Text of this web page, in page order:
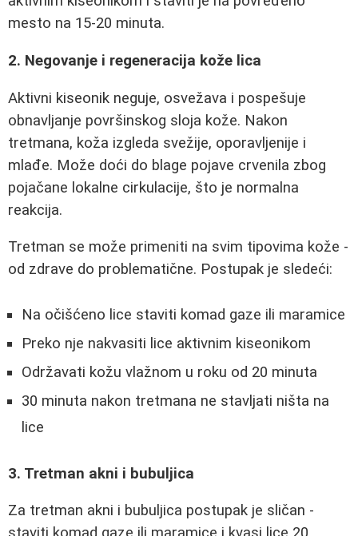
mesto na 15-20 minuta.
2. Negovanje i regeneracija kože lica
Aktivni kiseonik neguje, osvežava i pospešuje
obnavljanje površinskog sloja kože. Nakon
tretmana, koža izgleda svežije, oporavljenije i
mlađe. Može doći do blage pojave crvenila zbog
pojačane lokalne cirkulacije, što je normalna
reakcija.
Tretman se može primeniti na svim tipovima kože -
od zdrave do problematične. Postupak je sledeći:
Na očišćeno lice staviti komad gaze ili maramice
Preko nje nakvasiti lice aktivnim kiseonikom
Održavati kožu vlažnom u roku od 20 minuta
30 minuta nakon tretmana ne stavljati ništa na
lice
3. Tretman akni i bubuljica
Za tretman akni i bubuljica postupak je sličan -